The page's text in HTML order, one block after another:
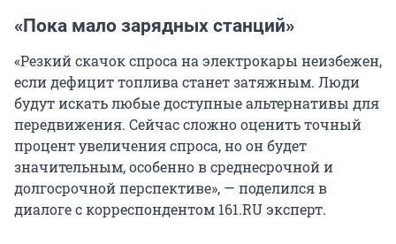
«Пока мало зарядных станций»
«Резкий скачок спроса на электрокары неизбежен,
если дефицит топлива станет затяжным. Люди
будут искать любые доступные альтернативы для
передвижения. Сейчас сложно оценить точный
процент увеличения спроса, но он будет
значительным, особенно в среднесрочной и
долгосрочной перспективе», — поделился в
диалоге с корреспондентом 161.RU эксперт.